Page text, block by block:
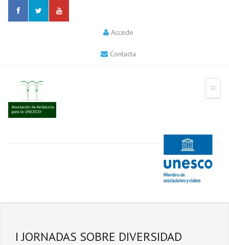
Accede
Contacta
I JORNADAS SOBRE DIVERSIDAD